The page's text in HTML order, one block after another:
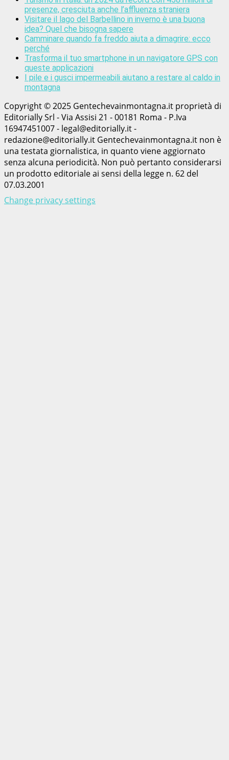
presenze, cresciuta anche l’affluenza straniera
Visitare il lago del Barbellino in inverno è una buona
idea? Quel che bisogna sapere
Camminare quando fa freddo aiuta a dimagrire: ecco
perché
Trasforma il tuo smartphone in un navigatore GPS con
queste applicazioni
I pile e i gusci impermeabili aiutano a restare al caldo in
montagna
Copyright © 2025 Gentechevainmontagna.it proprietà di
Editorially Srl - Via Assisi 21 - 00181 Roma - P.Iva
16947451007 - legal@editorially.it -
redazione@editorially.it Gentechevainmontagna.it non è
una testata giornalistica, in quanto viene aggiornato
senza alcuna periodicità. Non può pertanto considerarsi
un prodotto editoriale ai sensi della legge n. 62 del
07.03.2001
Change privacy settings